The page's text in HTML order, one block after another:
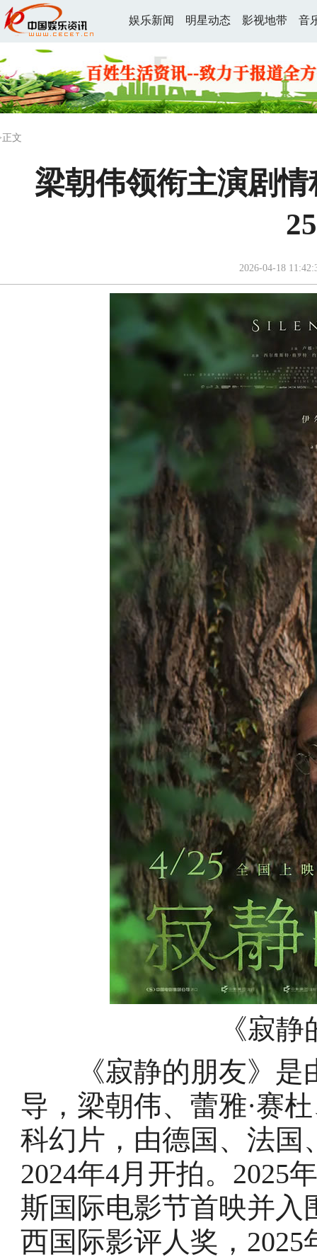
娱乐新闻 明星动态 影视地带 音
文
梁朝伟领衔主演剧
2026-04-18
《寂
《寂静的朋友》是
导，梁朝伟、蕾雅·赛
科幻片，由德国、法国
2024年4月开拍。2025
斯国际电影节首映并入
西国际影评人奖，